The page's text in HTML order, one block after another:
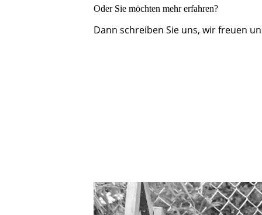
Oder Sie möchten mehr erfahren?
Dann schreiben Sie uns, wir freuen